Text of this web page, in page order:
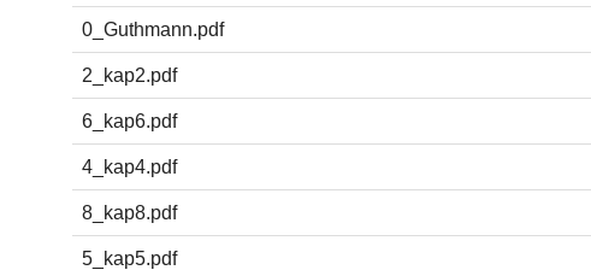
0_Guthmann.pdf
2_kap2.pdf
6_kap6.pdf
4_kap4.pdf
8_kap8.pdf
5_kap5.pdf